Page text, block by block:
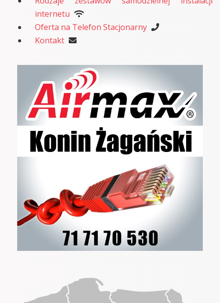
internetu
Oferta na Telefon Stacjonarny
Kontakt